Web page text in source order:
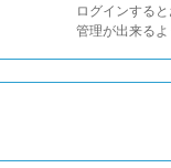
ログインする
管理が出来る